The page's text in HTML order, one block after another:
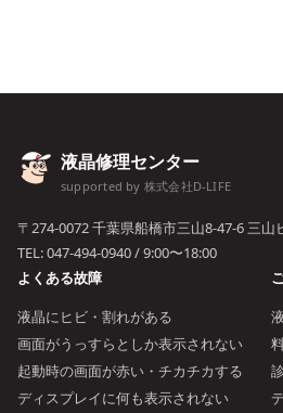
液晶修理センター
supported by 株式会社D-LIFE
〒274-0072 千葉県船橋市三山8-47-6 三山
TEL:047-494-0940/ 9:00〜18:00
よくある故障
液晶にヒビ・割れがある
画面がうっすらとしか表示されない
起動時の画面が赤い・チカチカする
ディスプレイに何も表示されない